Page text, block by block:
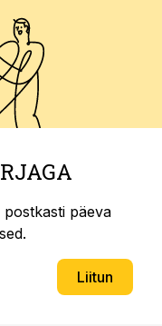
päeva
Liitun